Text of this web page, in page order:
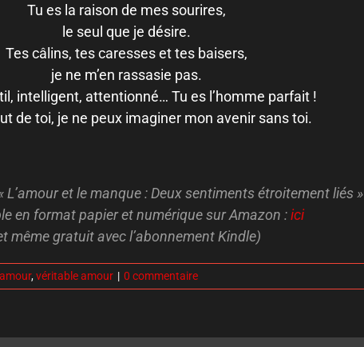
Tu es la raison de mes sourires,
le seul que je désire.
Tes câlins, tes caresses et tes baisers,
je ne m’en rassasie pas.
intelligent, attentionné… Tu es l’homme parfait !
de toi, je ne peux imaginer mon avenir sans toi.
L’amour et le manque : Deux sentiments étroitement liés »
en format papier et numérique sur Amazon :ici
même gratuit avec l’abonnement Kindle)
,véritable amour | 0 commentaire